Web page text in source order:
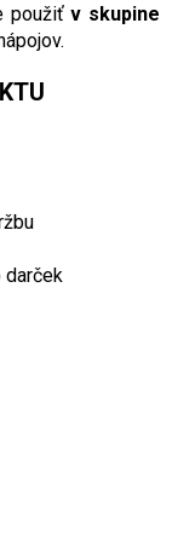
použiťv skupine
darček